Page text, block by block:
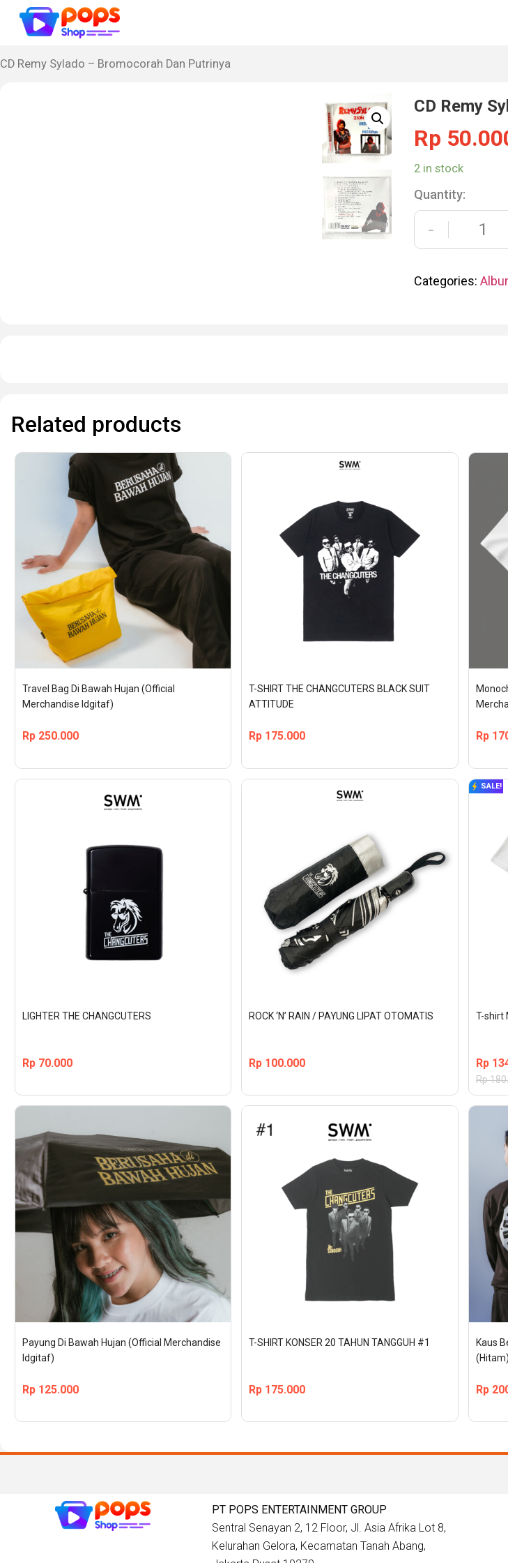
CD Remy Sylado – Bromocorah Dan Putrinya
CD Remy
Rp
2 in stock
Quantity:
-
Categories:
Related products
Travel Bag Di Bawah Hujan (Official
Merchandise Idgitaf)
Rp 250.000
T-SHIRT THE CHANGCUTERS BLACK SUIT
ATTITUDE
Rp 175.000 Rp
LIGHTER THE CHANGCUTERS
Rp 70.000
ROCK ‘N’ RAIN / PAYUNG LIPAT OTOMATIS
Rp 100.000
SALE!
T-shirt
Rp
Rp
Payung Di Bawah Hujan (Official Merchandise
Idgitaf)
Rp 125.000
T-SHIRT KONSER 20 TAHUN TANGGUH #1
Rp 175.000
Kaus
(Hitam)
Rp
PT POPS ENTERTAINMENT GROUP
Sentral Senayan 2, 12 Floor, Jl. Asia Afrika Lot 8,
Kelurahan Gelora, Kecamatan Tanah Abang,